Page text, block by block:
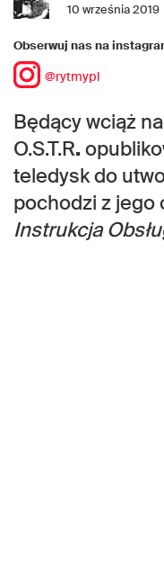
10 września 2019
Obserwuj nas na
@rytmypl
Będący wciąż
O.S.T.R.
teledysk do
pochodzi z jego
Instrukcja